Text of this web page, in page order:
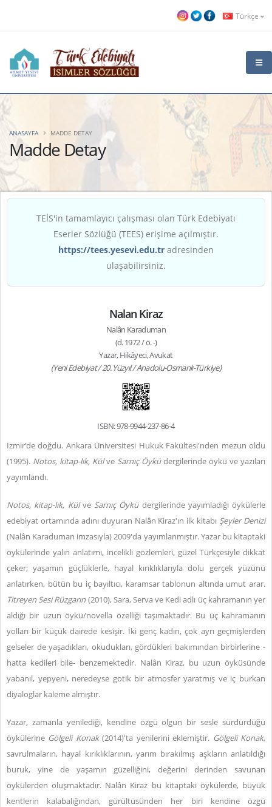
Türkçe
Madde Detay
ANASAYFA MADDE DETAY
TEİS'in tamamlayıcı çalışması olan Türk Edebiyatı
Eserler Sözlüğü (TEES) erişime açılmıştır.
https://tees.yesevi.edu.tr adresinden
ulaşabilirsiniz.
Nalan Kiraz
Nalân Karaduman
(d. 1972 / ö. -)
Yazar, Hikâyeci, Avukat
(Yeni Edebiyat / 20. Yüzyıl / Anadolu-Osmanlı-Türkiye)
ISBN: 978-9944-237-86-4
İzmir’de doğdu. Ankara Üniversitesi Hukuk Fakültesi'nden mezun oldu
(1995). Notos, kitap-lık, Külve Sarnıç Öyküdergilerinde öykü ve yazıları
yayımlandı.
Notos, kitap-lık, Külve Sarnıç Öyküdergilerinde yayımladığı öykülerle
edebiyat ortamında adını duyuran Nalân Kiraz'ın ilk kitabı Şeyler Denizi
(Nalân Karaduman imzasıyla) 2009'da yayımlanmıştır. Yazar bu kitaptaki
öykülerinde yalın anlatımı, incelikli gözlemleri, güzel Türkçesiyle dikkat
çeker; yaşamın güçlüklerle, hayal kırıklıklarıyla dolu gerçek yüzünü
anlatırken, bütün bu iç bayıltıcı, karamsar tablonun altında umut arar.
Titreyen Sesi Rüzgarın (2010), Sara, Serva ve Kedi adlı üç kahramanın yer
aldığı bir uzun öykü/novella özelliği taşımaktadır. Bu üç kahramanın
yolları bir küçük dairede kesişir. İki genç kadın, çok ayrı geçmişlerden
gelseler de yaşadıkları, okudukları, gördükleri bakımından birbirlerine -
hatta kedileri bile- benzemektedir. Nalân Kiraz, bu uzun öyküsünde
yabanıl, yepyeni, neredeyse gotik bir atmosfer yaratmış ve iç burkan
diyaloglar kaleme almıştır.
Yazar, zamanla yenilediği, kendine özgü olgun bir sesle sürdürdüğü
öykülerine Gölgeli Konak(2014)'ta yenilerini eklemiştir. Gölgeli Konak,
savrulmaların, hayal kırıklıklarının, yarım bırakılmış aşkların anlatıldığı
buruk, yine de yaşamın güzelliğini, değerini derinden savunan
öykülerden oluşmaktadır. Nalân Kiraz bu kitaptaki öykülerde, büyük
kentlerin kalabalığından, gürültüsünden her biri kendine özgü